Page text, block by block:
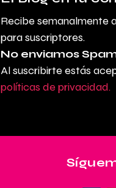
Recibe semanalmente
para suscriptores.
No enviamos
Al suscribirte estás
políticas de privacidad.